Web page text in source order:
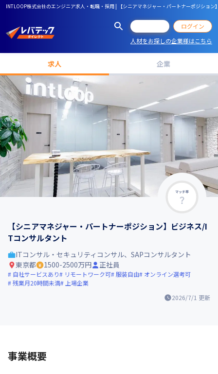
INTLOOP株式会社のエンジニア求人・転職・採用 | 【シニアマネジャー・パートナーポジショ
ログイン
人材をお探しの企業様はこちら
求人 企業
マッチ率
【シニアマネジャー・パートナーポジション】ビジネス/I
Tコンサルタント
2026/7/1 更新
ITコンサル・セキュリティコンサル、SAPコンサルタント
東京都
1500-2500万円 正社員
自社サービスあり リモートワーク可 服装自由
オンライン選考可
残業月20時間未満
上場企業
事業概要